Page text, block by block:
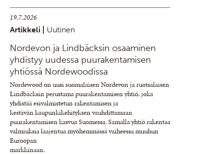
19.7.2026
Artikkeli | Uutinen
Nordevon ja Lindbäcksin osaaminen
yhdistyy uudessa puurakentamisen
yhtiössä Nordewoodissa
Nordewood on uusi suomalaisen Nordevon ja ruotsalaisen
Lindbäcksin perustama puurakentamisen yhtiö, joka
yhdistää esivalmistetun rakentamisen ja
kestävän kaupunkikehityksen vauhdittamaan
puurakentamisen kasvua Suomessa. Samalla yhtiö rakentaa
valmiuksia laajentua myöhemmässä vaiheessa muuhun
Euroopan
markkinaan.